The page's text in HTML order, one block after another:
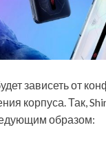
зависеть от
корпуса. Так,
образом: